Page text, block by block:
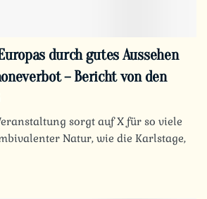
durch gutes Aussehen
– Bericht von den
sorgt auf X für so viele
Natur, wie die Karlstage,